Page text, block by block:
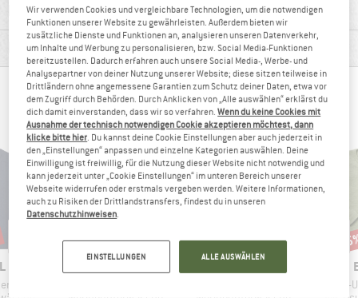
MATERIALINFOS & FEATURES
PRODUKTBESCHREIBUNG
ANDERE BERGFREUNDE SCHAUTEN SICH AUCH
AN
S/S
Rabatt
bis 15% Rabatt
bis 15%
Wir verwenden Cookies und vergleichbare Technologien, um die notwendigen
Funktionen unserer Website zu gewährleisten. Außerdem bieten wir
zusätzliche Dienste und Funktionen an, analysieren unseren Datenverkehr,
um Inhalte und Werbung zu personalisieren, bzw. Social Media-Funktionen
bereitzustellen. Dadurch erfahren auch unsere Social Media-, Werbe- und
Analysepartner von deiner Nutzung unserer Website; diese sitzen teilweise in
Drittländern ohne angemessene Garantien zum Schutz deiner Daten, etwa vor
dem Zugriff durch Behörden. Durch Anklicken von „Alle auswählen“ erklärst du
dich damit einverstanden, dass wir so verfahren.Wenn du keine Cookies mit
Ausnahme der technisch notwendigen Cookie akzeptieren möchtest, dann
klicke bitte hier. Du kannst deine Cookie Einstellungen aber auch jederzeit in
den „Einstellungen“ anpassen und einzelne Kategorien auswählen. Deine
Einwilligung ist freiwillig, für die Nutzung dieser Website nicht notwendig und
kann jederzeit unter „Cookie Einstellungen“ im unteren Bereich unserer
Webseite widerrufen oder erstmals vergeben werden. Weitere Informationen,
auch zu Risiken der Drittlandstransfers, findest du in unseren
Datenschutzhinweisen.
EINSTELLUNGEN ALLE AUSWÄHLEN